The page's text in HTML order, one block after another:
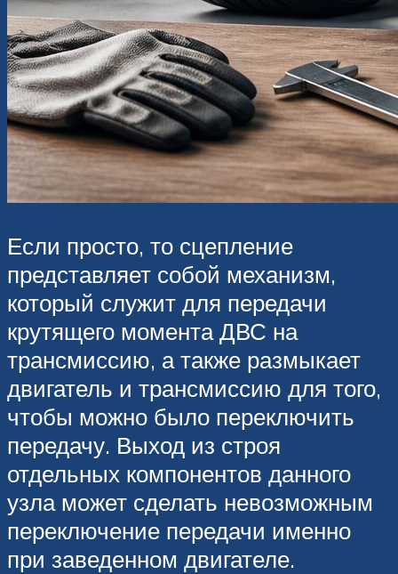
Если просто, то сцепление
представляет собой механизм,
который служит для передачи
крутящего момента ДВС на
трансмиссию, а также размыкает
двигатель и трансмиссию для того,
чтобы можно было переключить
передачу. Выход из строя
отдельных компонентов данного
узла может сделать невозможным
переключение передачи именно
при заведенном двигателе.